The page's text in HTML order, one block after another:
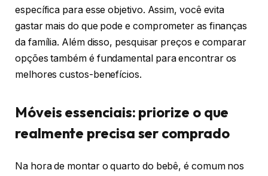
específica para esse objetivo. Assim, você evita
gastar mais do que pode e comprometer as finanças
da família. Além disso, pesquisar preços e comparar
opções também é fundamental para encontrar os
melhores custos-benefícios.
Móveis essenciais: priorize o que
realmente precisa ser comprado
Na hora de montar o quarto do bebê, é comum nos